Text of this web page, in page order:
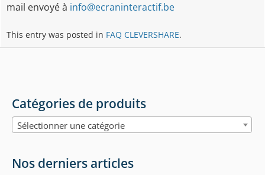
mail envoyé à info@ecraninteractif.be
This entry was posted in FAQ CLEVERSHARE.
navigation
Catégories de produits
Sélectionner une catégorie
Nos derniers articles